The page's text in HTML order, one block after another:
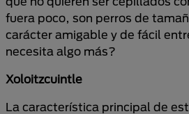
fuera poco, son perros de
carácter amigable y de fácil
necesita algo más?
Xoloitzcuintle
La característica principal de